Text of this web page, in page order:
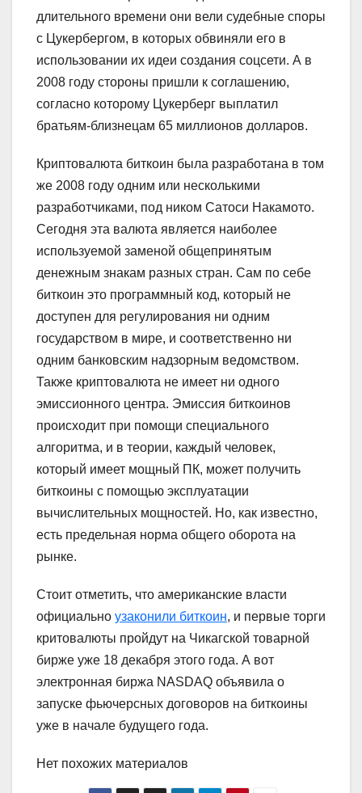
длительного времени они вели судебные споры
с Цукербергом, в которых обвиняли его в
использовании их идеи создания соцсети. А в
2008 году стороны пришли к соглашению,
согласно которому Цукерберг выплатил
братьям-близнецам 65 миллионов долларов.
Криптовалюта биткоин была разработана в том
же 2008 году одним или несколькими
разработчиками, под ником Сатоси Накамото.
Сегодня эта валюта является наиболее
используемой заменой общепринятым
денежным знакам разных стран. Сам по себе
биткоин это программный код, который не
доступен для регулирования ни одним
государством в мире, и соответственно ни
одним банковским надзорным ведомством.
Также криптовалюта не имеет ни одного
эмиссионного центра. Эмиссия биткоинов
происходит при помощи специального
алгоритма, и в теории, каждый человек,
который имеет мощный ПК, может получить
биткоины с помощью эксплуатации
вычислительных мощностей. Но, как известно,
есть предельная норма общего оборота на
рынке.
Стоит отметить, что американские власти
официально узаконили биткоин, и первые торги
критовалюты пройдут на Чикагской товарной
бирже уже 18 декабря этого года. А вот
электронная биржа NASDAQ объявила о
запуске фьючерсных договоров на биткоины
уже в начале будущего года.
Нет похожих материалов